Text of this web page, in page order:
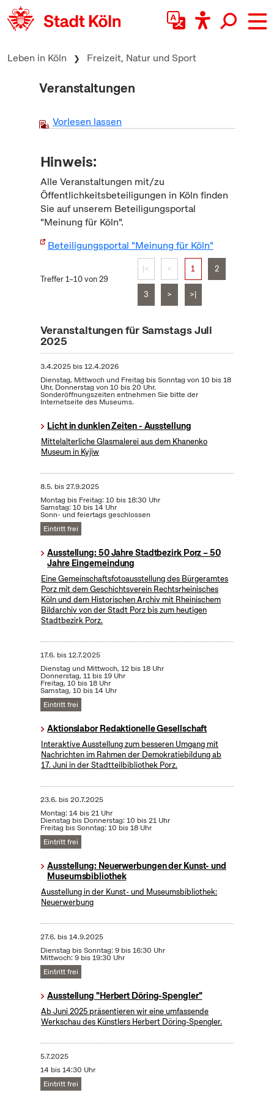
zum Inhalt springen
Leben in Köln Freizeit, Natur und Sport
Veranstaltungen
Vorlesen lassen
Hinweis:
Alle Veranstaltungen mit/zu
Öffentlichkeitsbeteiligungen in Köln finden
Sie auf unserem Beteiligungsportal
"Meinung für Köln".
Beteiligungsportal "Meinung für Köln"
Treffer 1–10 von 29
|< < 1 2
3 > >|
Veranstaltungen für Samstags Juli
2025
3.4.2025bis12.4.2026
Dienstag, Mittwoch und Freitag bis Sonntag von 10 bis 18
Uhr, Donnerstag von 10 bis 20 Uhr.
Sonderöffnungszeiten entnehmen Sie bitte der
Internetseite des Museums.
Licht in dunklen Zeiten - Ausstellung
Mittelalterliche Glasmalerei aus dem Khanenko
Museum in Kyjiw
8.5. bis27.9.2025
Montag bis Freitag: 10 bis 18:30 Uhr
Samstag: 10 bis 14 Uhr
Sonn- und feiertags geschlossen
Eintritt frei
Ausstellung: 50 Jahre Stadtbezirk Porz – 50
Jahre Eingemeindung
Eine Gemeinschaftsfotoausstellung des Bürgeramtes
Porz mit dem Geschichtsverein Rechtsrheinisches
Köln und dem Historischen Archiv mit Rheinischem
Bildarchiv von der Stadt Porz bis zum heutigen
Stadtbezirk Porz.
17.6. bis12.7.2025
Dienstag und Mittwoch, 12 bis 18 Uhr
Donnerstag, 11 bis 19 Uhr
Freitag, 10 bis 18 Uhr
Samstag, 10 bis 14 Uhr
Eintritt frei
Aktionslabor Redaktionelle Gesellschaft
Interaktive Ausstellung zum besseren Umgang mit
Nachrichten im Rahmen der Demokratiebildung ab
17. Juni in der Stadtteilbibliothek Porz.
23.6. bis20.7.2025
Montag: 14 bis 21 Uhr
Dienstag bis Donnerstag: 10 bis 21 Uhr
Freitag bis Sonntag: 10 bis 18 Uhr
Eintritt frei
Ausstellung: Neuerwerbungen der Kunst- und
Museumsbibliothek
Ausstellung in der Kunst- und Museumsbibliothek:
Neuerwerbung
27.6. bis14.9.2025
Dienstag bis Sonntag: 9 bis 16:30 Uhr
Mittwoch: 9 bis 19:30 Uhr
Eintritt frei
Ausstellung "Herbert Döring-Spengler"
Ab Juni 2025 präsentieren wir eine umfassende
Werkschau des Künstlers Herbert Döring-Spengler.
5.7.2025
14 bis 14:30 Uhr
Eintritt frei